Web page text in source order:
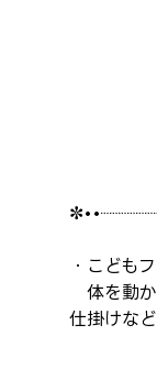
・こども
体を動
仕掛けな